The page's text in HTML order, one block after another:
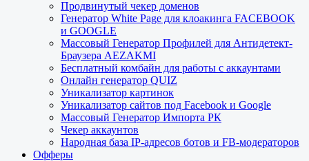
Продвинутый чекер доменов
Генератор White Page для клоакинга FACEBOOK
и GOOGLE
Массовый Генератор Профилей для Антидетект-
Браузера AEZAKMI
Бесплатный комбайн для работы с аккаунтами
Онлайн генератор QUIZ
Уникализатор картинок
Уникализатор сайтов под Facebook и Google
Массовый Генератор Импорта РК
Чекер аккаунтов
Народная база IP-адресов ботов и FB-модераторов
Офферы